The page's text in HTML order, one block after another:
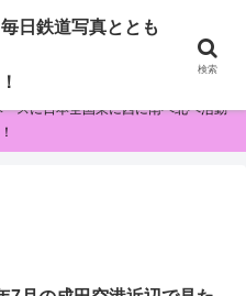
道写真とともに！
スに日本全国東に西に南へ北へ活動
鉄道写真ととも
検索